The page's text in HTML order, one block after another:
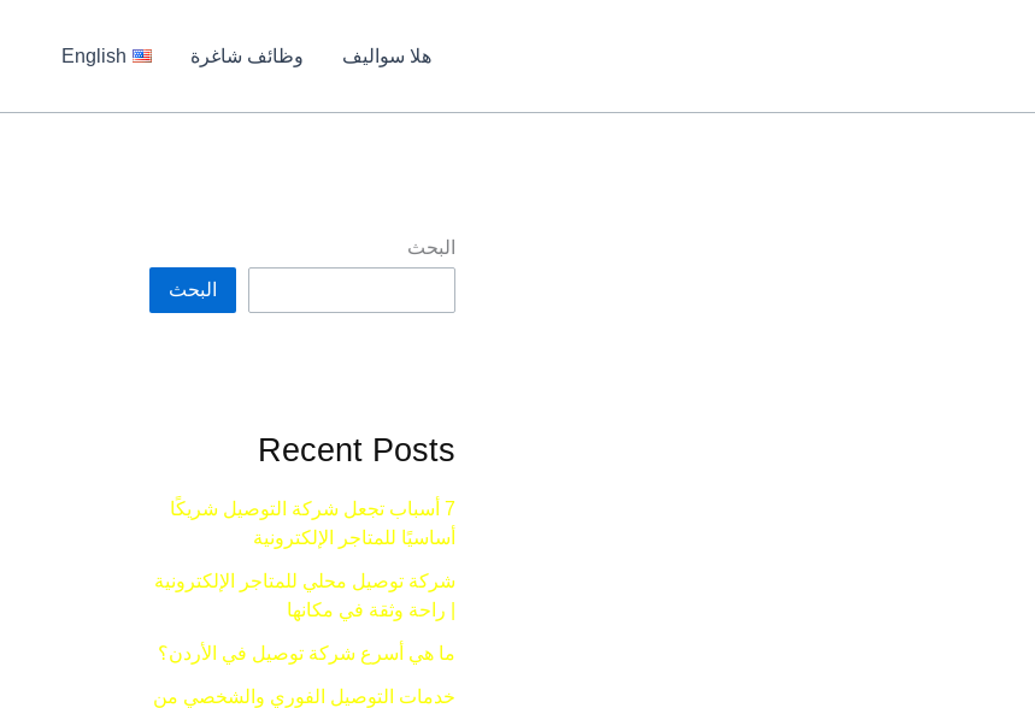
هلا سواليف وظائف شاغرة English
البحث
البحث
Recent Posts
7 أسباب تجعل شركة التوصيل شريكًا
أساسيًا للمتاجر الإلكترونية
شركة توصيل محلي للمتاجر الإلكترونية
| راحة وثقة في مكانها
ما هي أسرع شركة توصيل في الأردن؟
خدمات التوصيل الفوري والشخصي من